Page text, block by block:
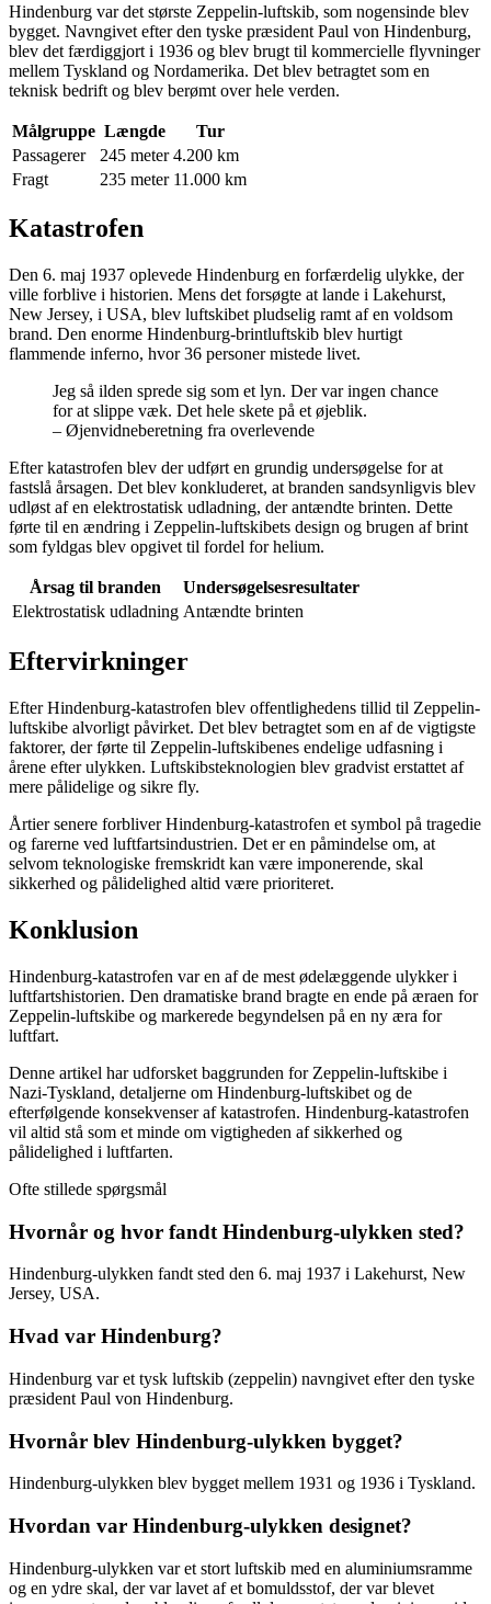
Hindenburg var det største Zeppelin-luftskib, som nogensinde blev
bygget. Navngivet efter den tyske præsident Paul von Hindenburg,
blev det færdiggjort i 1936 og blev brugt til kommercielle flyvninger
mellem Tyskland og Nordamerika. Det blev betragtet som en
teknisk bedrift og blev berømt over hele verden.
Målgruppe Længde
Tur
Passagerer
245 meter 4.200 km
Fragt
235 meter 11.000 km
Katastrofen
Den 6. maj 1937 oplevede Hindenburg en forfærdelig ulykke, der
ville forblive i historien. Mens det forsøgte at lande i Lakehurst,
New Jersey, i USA, blev luftskibet pludselig ramt af en voldsom
brand. Den enorme Hindenburg-brintluftskib blev hurtigt
flammende inferno, hvor 36 personer mistede livet.
Jeg så ilden sprede sig som et lyn. Der var ingen chance
for at slippe væk. Det hele skete på et øjeblik.
– Øjenvidneberetning fra overlevende
Efter katastrofen blev der udført en grundig undersøgelse for at
fastslå årsagen. Det blev konkluderet, at branden sandsynligvis blev
udløst af en elektrostatisk udladning, der antændte brinten. Dette
førte til en ændring i Zeppelin-luftskibets design og brugen af brint
som fyldgas blev opgivet til fordel for helium.
Årsag til branden
Undersøgelsesresultater
Elektrostatisk udladning Antændte brinten
Eftervirkninger
Efter Hindenburg-katastrofen blev offentlighedens tillid til Zeppelin-
luftskibe alvorligt påvirket. Det blev betragtet som en af de vigtigste
faktorer, der førte til Zeppelin-luftskibenes endelige udfasning i
årene efter ulykken. Luftskibsteknologien blev gradvist erstattet af
mere pålidelige og sikre fly.
Årtier senere forbliver Hindenburg-katastrofen et symbol på tragedie
og farerne ved luftfartsindustrien. Det er en påmindelse om, at
selvom teknologiske fremskridt kan være imponerende, skal
sikkerhed og pålidelighed altid være prioriteret.
Konklusion
Hindenburg-katastrofen var en af de mest ødelæggende ulykker i
luftfartshistorien. Den dramatiske brand bragte en ende på æraen for
Zeppelin-luftskibe og markerede begyndelsen på en ny æra for
luftfart.
Denne artikel har udforsket baggrunden for Zeppelin-luftskibe i
Nazi-Tyskland, detaljerne om Hindenburg-luftskibet og de
efterfølgende konsekvenser af katastrofen. Hindenburg-katastrofen
vil altid stå som et minde om vigtigheden af sikkerhed og
pålidelighed i luftfarten.
Ofte stillede spørgsmål
Hvornår og hvor fandt Hindenburg-ulykken sted?
Hindenburg-ulykken fandt sted den 6. maj 1937 i Lakehurst, New
Jersey, USA.
Hvad var Hindenburg?
Hindenburg var et tysk luftskib (zeppelin) navngivet efter den tyske
præsident Paul von Hindenburg.
Hvornår blev Hindenburg-ulykken bygget?
Hindenburg-ulykken blev bygget mellem 1931 og 1936 i Tyskland.
Hvordan var Hindenburg-ulykken designet?
Hindenburg-ulykken var et stort luftskib med en aluminiumsramme
og en ydre skal, der var lavet af et bomuldsstof, der var blevet